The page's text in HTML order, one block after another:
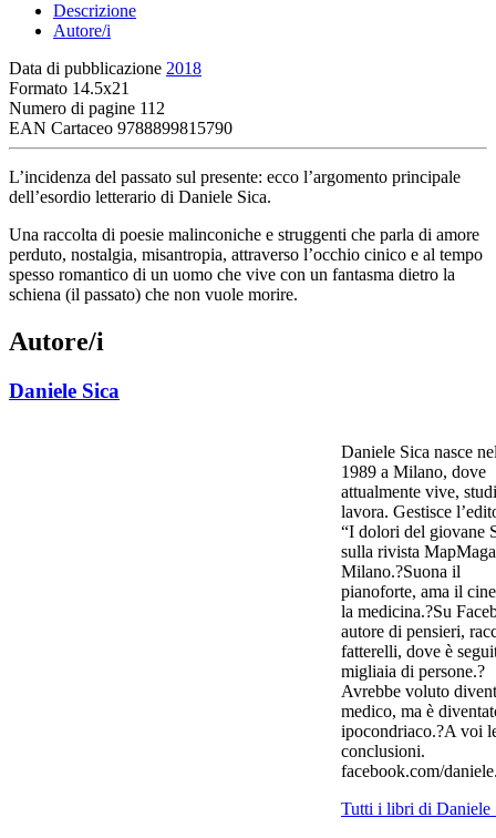
persona
quantità
Descrizione
Autore/i
Data di pubblicazione 2018
Formato 14.5x21
Numero di pagine 112
EAN Cartaceo 9788899815790
L’incidenza del passato sul presente: ecco l’argomento principale
dell’esordio letterario di Daniele Sica.
Una raccolta di poesie malinconiche e struggenti che parla di amore
perduto, nostalgia, misantropia, attraverso l’occhio cinico e al tempo
spesso romantico di un uomo che vive con un fantasma dietro la
schiena (il passato) che non vuole morire.
Autore/i
Daniele Sica
Daniele Sica nasce
1989 a Milano, dove
attualmente vive,
lavora. Gestisce
“I dolori del giovane
sulla rivista
Milano.?Suona il
pianoforte, ama il
la medicina.?Su
autore di pensieri,
fatterelli, dove è
migliaia di persone.?
Avrebbe voluto
medico, ma è
ipocondriaco.?A voi
conclusioni.
facebook.com/
Tutti i libri di Daniele